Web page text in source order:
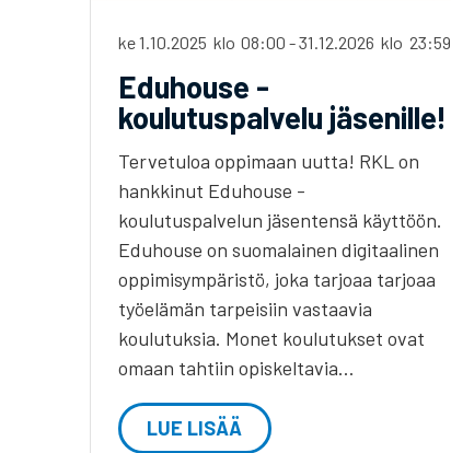
ke 1.10.2025 klo 08:00 -31.12.2026 klo 23:59
Eduhouse -
koulutuspalvelu jäsenille!
Tervetuloa oppimaan uutta! RKL on
hankkinut Eduhouse -
koulutuspalvelun jäsentensä käyttöön.
Eduhouse on suomalainen digitaalinen
oppimisympäristö, joka tarjoaa tarjoaa
työelämän tarpeisiin vastaavia
koulutuksia. Monet koulutukset ovat
omaan tahtiin opiskeltavia…
LUE LISÄÄ